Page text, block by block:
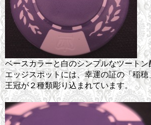
ベースカラーと白のシンプルなツートン
エッジスポットには、幸運の証の「稲
王冠が２種類彫り込まれています。